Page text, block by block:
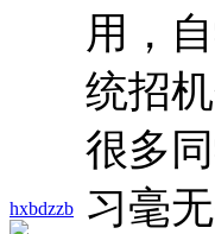
hxbdzzb
用，
统招
很多
习毫